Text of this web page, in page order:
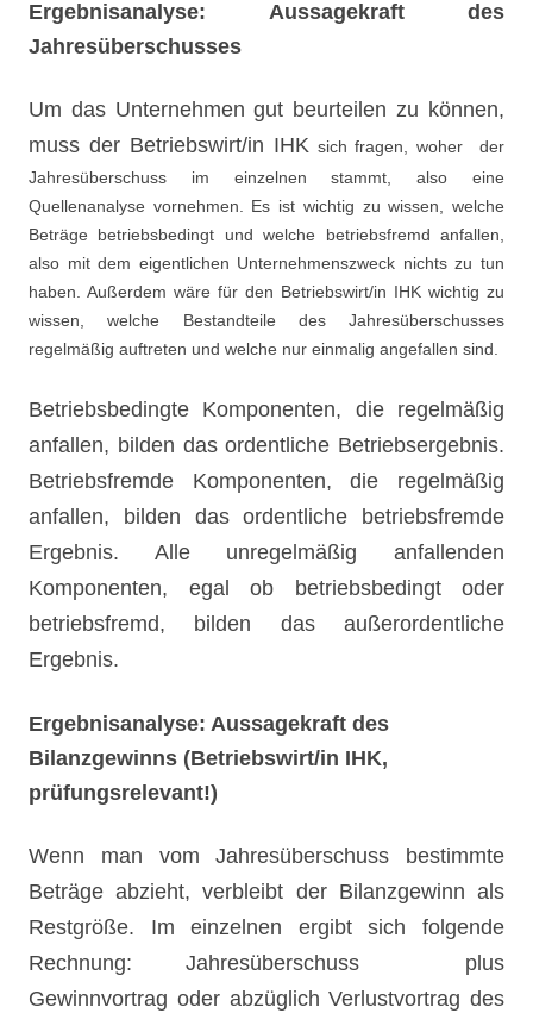
Ergebnisanalyse: Aussagekraft des
Jahresüberschusses
Um das Unternehmen gut beurteilen zu können,
muss der Betriebswirt/in IHKsich fragen, woher der
Jahresüberschuss im einzelnen stammt, also eine
Quellenanalyse vornehmen. Es ist wichtig zu wissen, welche
Beträge betriebsbedingt und welche betriebsfremd anfallen,
also mit dem eigentlichen Unternehmenszweck nichts zu tun
haben. Außerdem wäre für den Betriebswirt/in IHK wichtig zu
wissen, welche Bestandteile des Jahresüberschusses
regelmäßig auftreten und welche nur einmalig angefallen sind.
Betriebsbedingte Komponenten, die regelmäßig
anfallen, bilden das ordentliche Betriebsergebnis.
Betriebsfremde Komponenten, die regelmäßig
anfallen, bilden das ordentliche betriebsfremde
Ergebnis. Alle unregelmäßig anfallenden
Komponenten, egal ob betriebsbedingt oder
betriebsfremd, bilden das außerordentliche
Ergebnis.
Ergebnisanalyse: Aussagekraft des
Bilanzgewinns (Betriebswirt/in IHK,
prüfungsrelevant!)
Wenn man vom Jahresüberschuss bestimmte
Beträge abzieht, verbleibt der Bilanzgewinn als
Restgröße. Im einzelnen ergibt sich folgende
Rechnung: Jahresüberschuss plus
Gewinnvortrag oder abzüglich Verlustvortrag des